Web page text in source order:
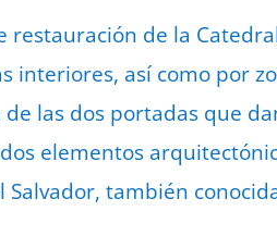
restauración de la
interiores, así como por
las dos portadas que
elementos
Salvador, también